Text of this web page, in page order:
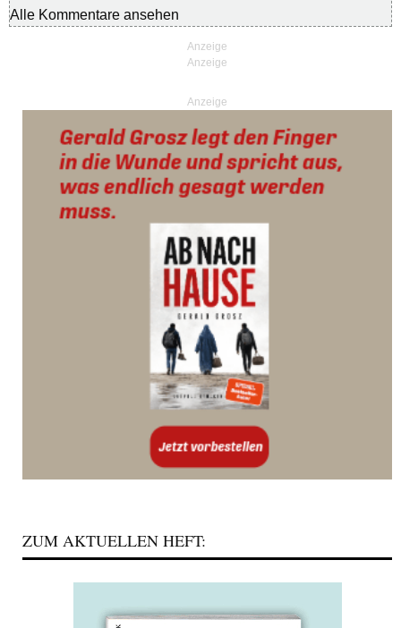
Alle Kommentare ansehen
Anzeige
ZUM AKTUELLEN HEFT: